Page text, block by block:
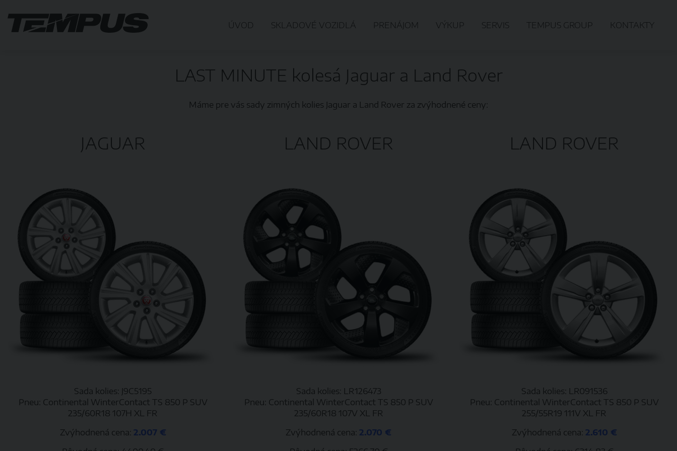
ÚVOD SKLADOVÉ VOZIDLÁ PRENÁJOM VÝKUP SERVIS TEMPUS GROUP KONTAKTY
LAST MINUTE kolesá Jaguar a Land Rover
Máme pre vás sady zimných kolies Jaguar a Land Rover za zvýhodnené ceny:
JAGUAR
Sada kolies: J9C5195
Pneu: Continental WinterContact TS 850 P SUV
235/60R18 107H XL FR
Zvýhodnená cena: 2.007 €
LAND ROVER
Sada kolies: LR126473
Pneu: Continental WinterContact TS 850 P SUV
235/60R18 107V XL FR
Zvýhodnená cena: 2.070 €
LAND ROVER
Sada kolies: LR091536
Pneu: Continental WinterContact TS 850 P SUV
255/55R19 111V XL FR
Zvýhodnená cena: 2.610 €